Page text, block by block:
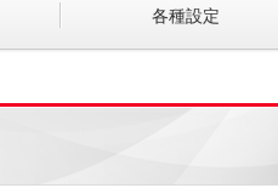
各種設定